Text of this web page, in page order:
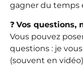
gagner du temps
❓ Vos questions,
Vous pouvez
questions : je
(souvent en